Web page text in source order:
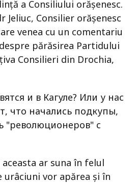
a Consiliului orăşenesc.
Jeliuc, Consilier orăşenesc
venea cu un comentariu
părăsirea Partidului
Consilieri din Drochia,
и в Кагуле? Или у нас
что начались подкупы,
"революционеров" с
ar suna în felul
urâciuni vor apărea şi în